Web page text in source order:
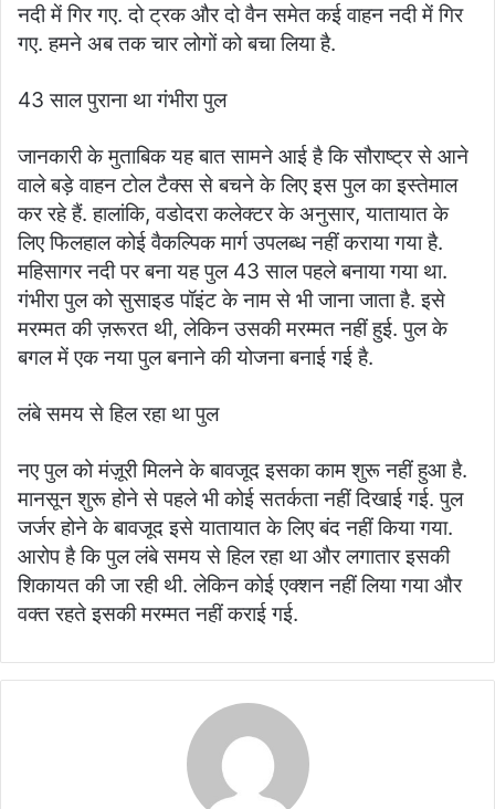
नदी में गिर गए. दो ट्रक और दो वैन समेत कई वाहन नदी में गिर
गए. हमने अब तक चार लोगों को बचा लिया है.
43 साल पुराना था गंभीरा पुल
जानकारी के मुताबिक यह बात सामने आई है कि सौराष्ट्र से आने
वाले बड़े वाहन टोल टैक्स से बचने के लिए इस पुल का इस्तेमाल
कर रहे हैं. हालांकि, वडोदरा कलेक्टर के अनुसार, यातायात के
लिए फिलहाल कोई वैकल्पिक मार्ग उपलब्ध नहीं कराया गया है.
महिसागर नदी पर बना यह पुल 43 साल पहले बनाया गया था.
गंभीरा पुल को सुसाइड पॉइंट के नाम से भी जाना जाता है. इसे
मरम्मत की ज़रूरत थी, लेकिन उसकी मरम्मत नहीं हुई. पुल के
बगल में एक नया पुल बनाने की योजना बनाई गई है.
लंबे समय से हिल रहा था पुल
नए पुल को मंज़ूरी मिलने के बावजूद इसका काम शुरू नहीं हुआ है.
मानसून शुरू होने से पहले भी कोई सतर्कता नहीं दिखाई गई. पुल
जर्जर होने के बावजूद इसे यातायात के लिए बंद नहीं किया गया.
आरोप है कि पुल लंबे समय से हिल रहा था और लगातार इसकी
शिकायत की जा रही थी. लेकिन कोई एक्शन नहीं लिया गया और
वक्त रहते इसकी मरम्मत नहीं कराई गई.